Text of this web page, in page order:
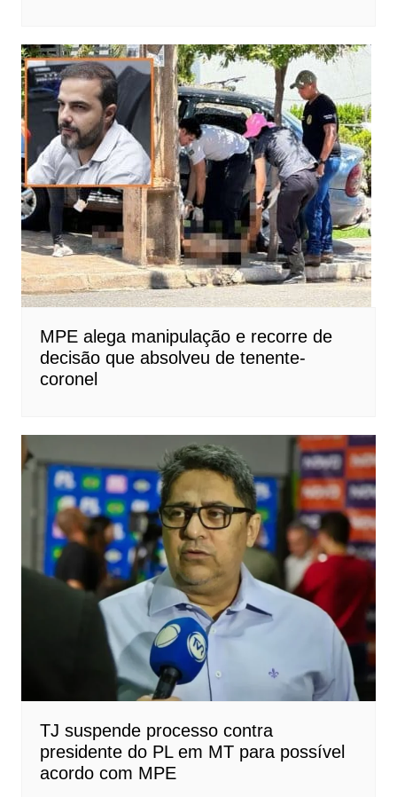
MPE alega manipulação e recorre de
decisão que absolveu de tenente-
coronel
TJ suspende processo contra
presidente do PL em MT para possível
acordo com MPE